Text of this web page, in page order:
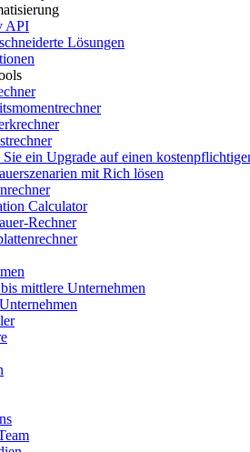
API
Lösungen
Sie ein Upgrade auf einen
mit Rich lösen
Calculator
Rechner
mittlere Unternehmen